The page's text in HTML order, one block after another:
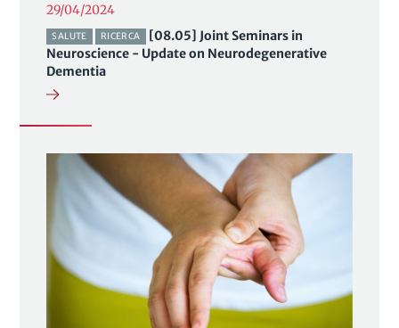
29/04/2024
SALUTE RICERCA
[08.05] Joint Seminars in
Neuroscience - Update on Neurodegenerative
Dementia